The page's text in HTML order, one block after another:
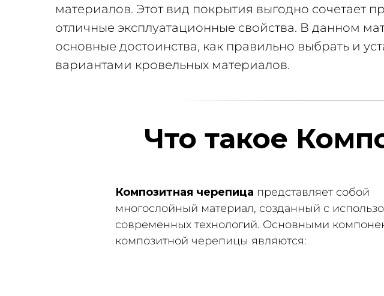
материалов. Этот вид покрытия выгодно сочетает
отличные эксплуатационные свойства. В данном
основные достоинства, как правильно выбрать и
вариантами кровельных материалов.
Что такое
Композитная черепица представляет собой
многослойный материал, созданный с
современных технологий. Основными
композитной черепицы являются: